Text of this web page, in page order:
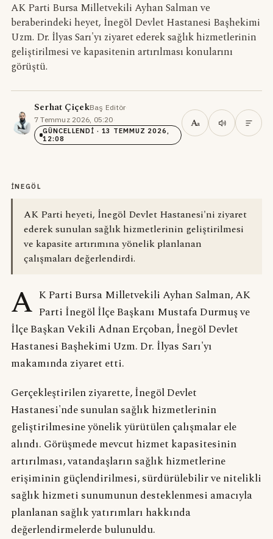
AK Parti Bursa Milletvekili Ayhan Salman ve
beraberindeki heyet, İnegöl Devlet Hastanesi Başhekimi
Uzm. Dr. İlyas Sarı'yı ziyaret ederek sağlık hizmetlerinin
geliştirilmesi ve kapasitenin artırılması konularını
görüştü.
Serhat ÇiçekBaş Editör·
7 Temmuz 2026, 05:20·
GÜNCELLENDI · 13 TEMMUZ 2026,
12:08
Aa
İNEGÖL
AK Parti heyeti, İnegöl Devlet Hastanesi'ni ziyaret
ederek sunulan sağlık hizmetlerinin geliştirilmesi
ve kapasite artırımına yönelik planlanan
çalışmaları değerlendirdi.
A K Parti Bursa Milletvekili Ayhan Salman, AK
Parti İnegöl İlçe Başkanı Mustafa Durmuş ve
İlçe Başkan Vekili Adnan Erçoban, İnegöl Devlet
Hastanesi Başhekimi Uzm. Dr. İlyas Sarı'yı
makamında ziyaret etti.
Gerçekleştirilen ziyarette, İnegöl Devlet
Hastanesi'nde sunulan sağlık hizmetlerinin
geliştirilmesine yönelik yürütülen çalışmalar ele
alındı. Görüşmede mevcut hizmet kapasitesinin
artırılması, vatandaşların sağlık hizmetlerine
erişiminin güçlendirilmesi, sürdürülebilir ve nitelikli
sağlık hizmeti sunumunun desteklenmesi amacıyla
planlanan sağlık yatırımları hakkında
değerlendirmelerde bulunuldu.